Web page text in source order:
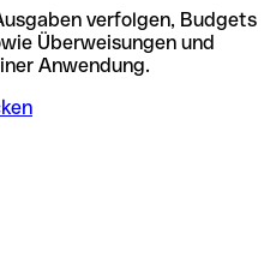
verfolgen, Budgets
Überweisungen und
Anwendung.